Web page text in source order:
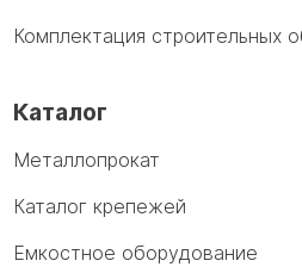
Комплектация строительных
Каталог
Металлопрокат
Каталог крепежей
Емкостное оборудование